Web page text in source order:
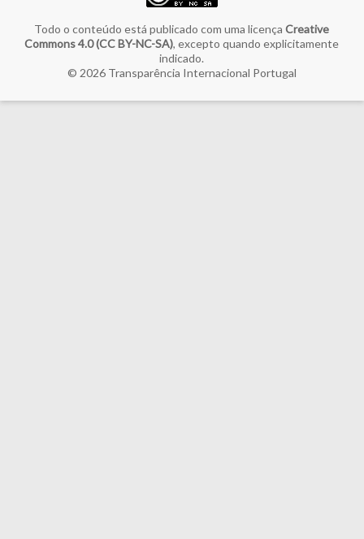
Todo o conteúdo está publicado com uma licençaCreative
Commons 4.0 (CC BY-NC-SA), excepto quando explicitamente
indicado.
© 2026 Transparência Internacional Portugal